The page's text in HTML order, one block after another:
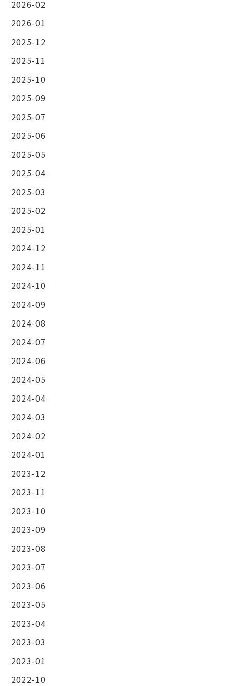
2026-02
2026-01
2025-12
2025-11
2025-10
2025-09
2025-07
2025-06
2025-05
2025-04
2025-03
2025-02
2025-01
2024-12
2024-11
2024-10
2024-09
2024-08
2024-07
2024-06
2024-05
2024-04
2024-03
2024-02
2024-01
2023-12
2023-11
2023-10
2023-09
2023-08
2023-07
2023-06
2023-05
2023-04
2023-03
2023-01
2022-10